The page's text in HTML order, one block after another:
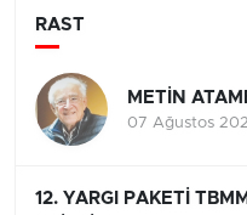
RAST
METİN
07 Ağustos
12. YARGI PAKETİ